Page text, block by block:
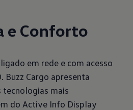
e Conforto
em rede e com acesso
Buzz Cargo apresenta
tecnologias mais
do Active Info Display